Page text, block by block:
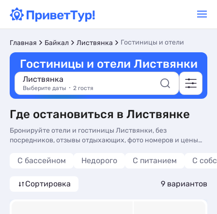
Главная Байкал Листвянка Гостиницы и отели
Гостиницы и отели Листвянки
Листвянка
Выберите даты 2 гостя
Где остановиться в Листвянке
Бронируйте отели и гостиницы Листвянки, без
посредников, отзывы отдыхающих, фото номеров и цены
Листвянки.
С бассейном Недорого С питанием С
Сортировка 9 вариантов